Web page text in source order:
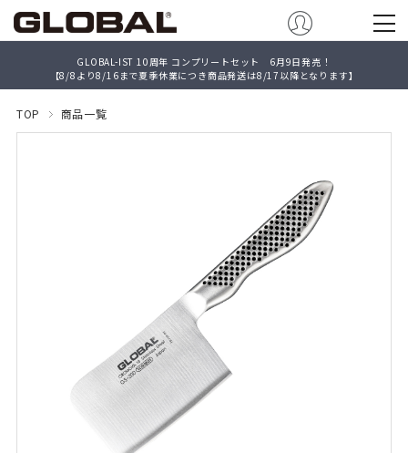
GLOBAL-IST 10周年 コンプリートセット 6月9日発売！
【8/8より8/16まで夏季休業につき商品発送は8/17以降となります】
TOP 商品一覧